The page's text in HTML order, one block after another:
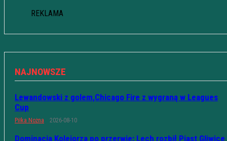
REKLAMA
NAJNOWSZE
Lewandowski z golem,Chicago Fire z wygraną w Leagues
Cup
Piłka Nożna 2026-08-10
Dominacja Kolejorza po przerwie: Lech rozbił Piast Gliwice